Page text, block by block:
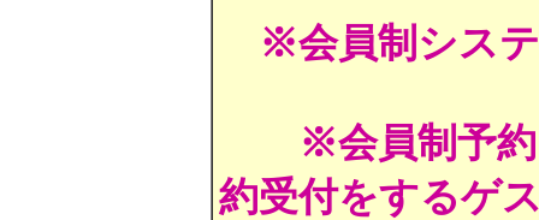
※会員制シス
※会員制予
約受付をするゲ